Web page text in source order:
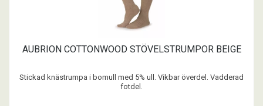
AUBRION COTTONWOOD STÖVELSTRUMPOR BEIGE
Stickad knästrumpa i bomull med 5% ull. Vikbar överdel. Vadderad
fotdel.